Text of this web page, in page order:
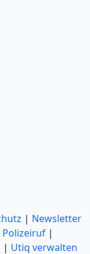
| Newsletter
Polizeiruf |
| Utiq verwalten